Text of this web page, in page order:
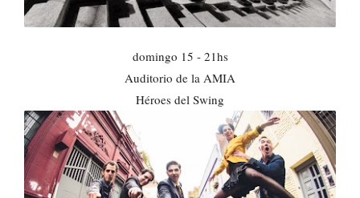
domingo 15 - 21hs
Auditorio de la AMIA
Héroes del Swing